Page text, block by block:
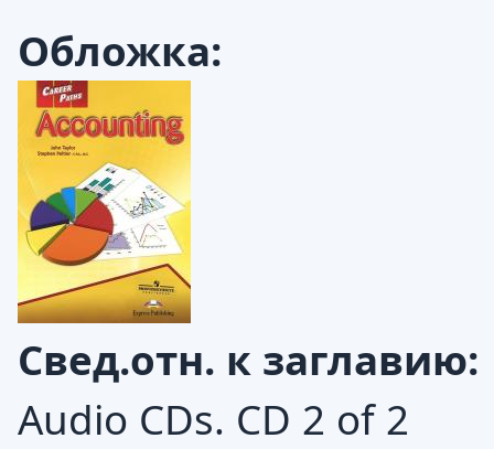
Обложка:
Свед.отн. к заглавию:
Audio CDs. CD 2 of 2